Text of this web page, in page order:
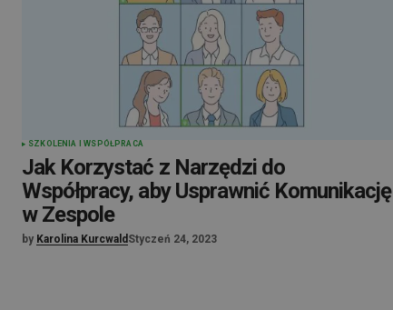
SZKOLENIA I WSPÓŁPRACA
Jak Korzystać z Narzędzi do
Współpracy, aby Usprawnić Komunikację
w Zespole
by Karolina Kurcwald Styczeń 24, 2023